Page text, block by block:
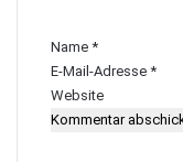
r
*
Name *
E-Mail-Adresse *
Website